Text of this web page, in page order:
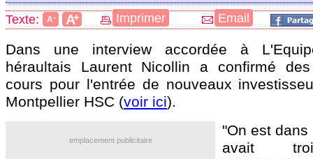
Texte: A- A+ Imprimer Email
Dans une interview accordée à
héraultais Laurent Nicollin a confirmé
cours pour l'entrée de nouveaux
Montpellier HSC (voir ici).
emplacement publicitaire
"On est
avait